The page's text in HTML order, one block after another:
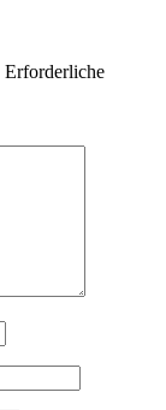
Erforderliche